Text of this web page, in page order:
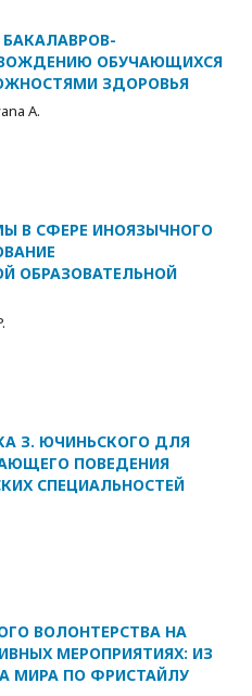
ОБУЧАЮЩИХСЯ
ЗДОРОВЬЯ
A.
В СФЕРЕ ИНОЯЗЫЧНОГО
ОБРАЗОВАТЕЛЬНОЙ
З. ЮЧИНЬСКОГО ДЛЯ
ПОВЕДЕНИЯ
СПЕЦИАЛЬНОСТЕЙ
ВОЛОНТЕРСТВА НА
МЕРОПРИЯТИЯХ: ИЗ
МИРА ПО ФРИСТАЙЛУ